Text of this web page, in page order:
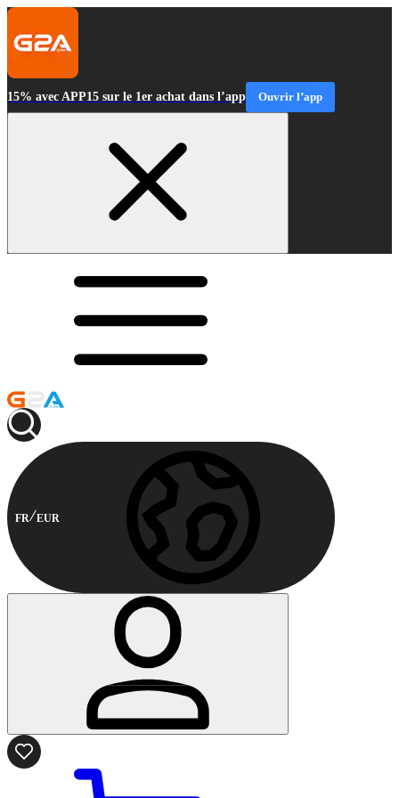
15% avec APP15 sur le 1er achat dans l’app Ouvrir l’app
FR EUR